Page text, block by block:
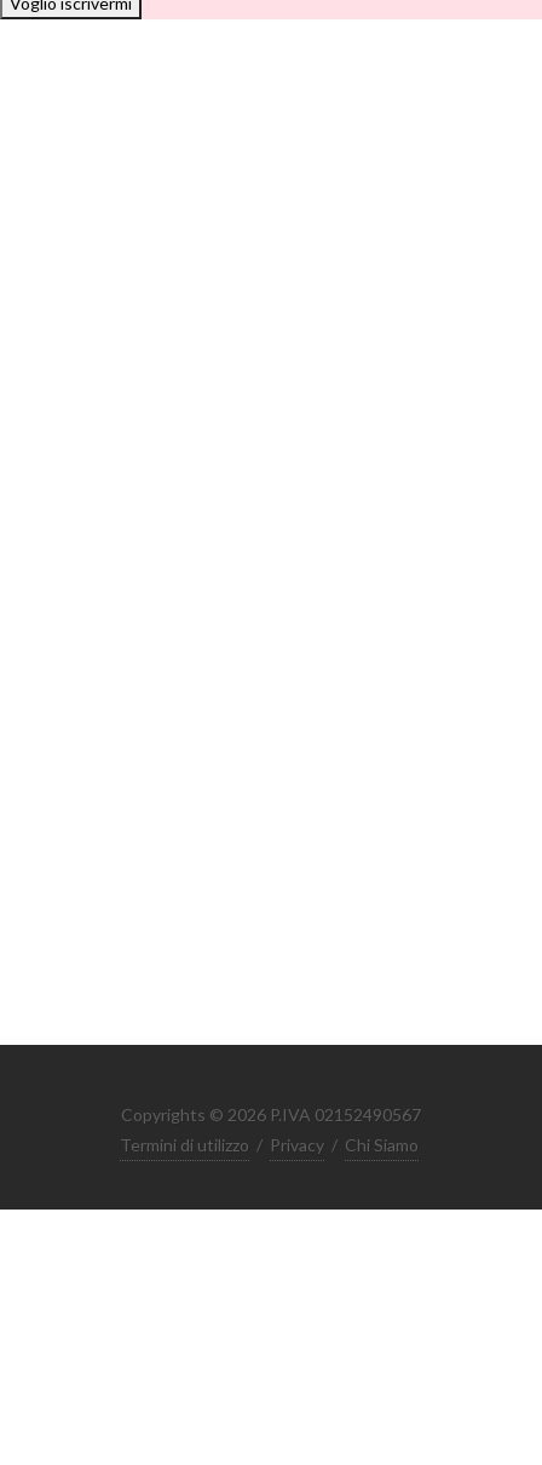
Copyrights © 2026 P.IVA 02152490567
Termini di utilizzo / Privacy / Chi Siamo